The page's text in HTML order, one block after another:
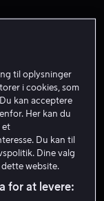
til oplysninger
i cookies, som
kan acceptere
Her kan du
et
Du kan til
Dine valg
website.
for at levere: